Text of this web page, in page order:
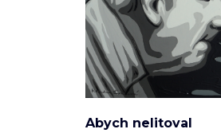
Abych nelitoval